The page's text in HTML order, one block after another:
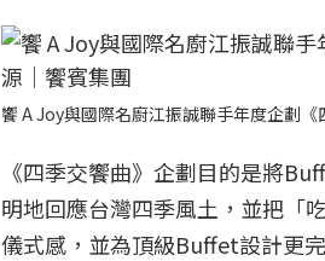
饗 A Joy與國際名廚江振誠聯手年度企劃
《四季交饗曲》企劃目的是將
明地回應台灣四季風土，並把「
儀式感，並為頂級Buffet設計更